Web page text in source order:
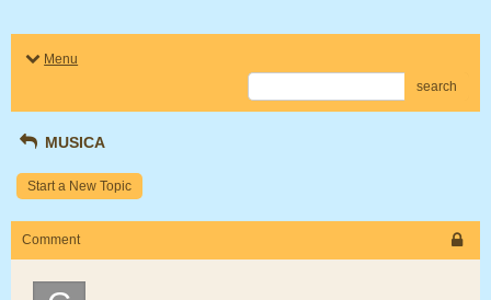
Menu
search
MUSICA
Start a New Topic
Comment